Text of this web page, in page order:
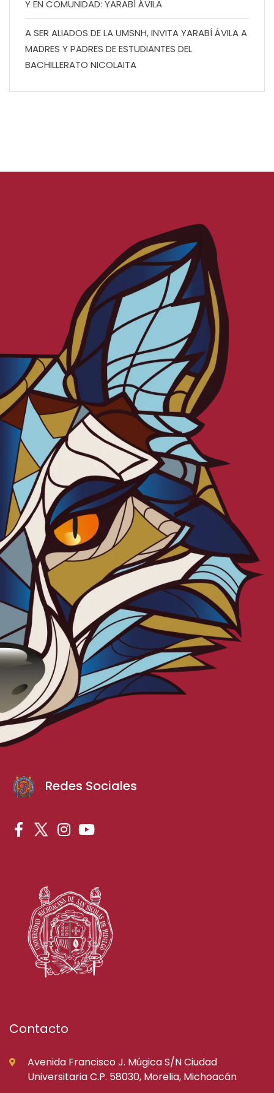
Y EN COMUNIDAD: YARABÍ ÁVILA
A SER ALIADOS DE LA UMSNH, INVITA YARABÍ ÁVILA A
MADRES Y PADRES DE ESTUDIANTES DEL
BACHILLERATO NICOLAITA
Redes Sociales
Contacto
Avenida Francisco J. Múgica S/N Ciudad
Universitaria C.P. 58030, Morelia, Michoacán